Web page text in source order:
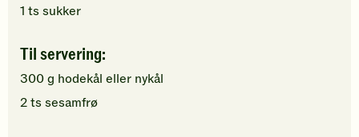
1 ts sukker
Til servering:
300g hodekål eller nykål
2ts sesamfrø